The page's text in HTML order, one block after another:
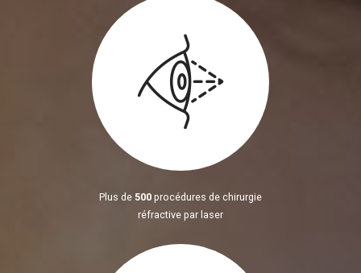
Plus de 500 procédures de chirurgie
réfractive par laser